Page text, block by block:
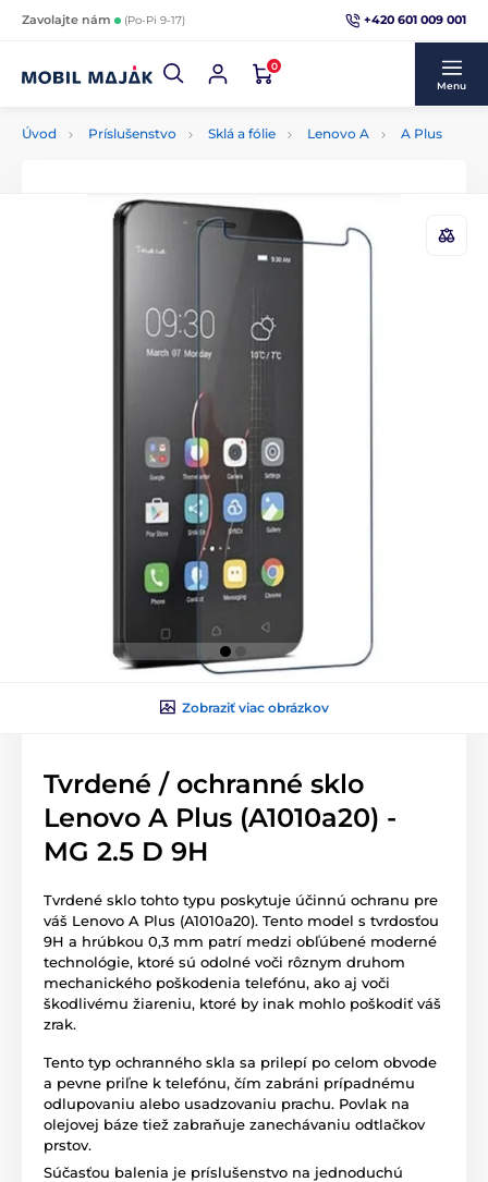
Zavolajte nám (Po-Pi 9-17) +420 601 009 001
0
Menu
Úvod Príslušenstvo Sklá a fólie Lenovo A A Plus
Zobraziť viac obrázkov
Tvrdené / ochranné sklo
Lenovo A Plus (A1010a20) -
MG 2.5 D 9H
Tvrdené sklo tohto typu poskytuje účinnú ochranu pre
váš Lenovo A Plus (A1010a20). Tento model s tvrdosťou
9H a hrúbkou 0,3 mm patrí medzi obľúbené moderné
technológie, ktoré sú odolné voči rôznym druhom
mechanického poškodenia telefónu, ako aj voči
škodlivému žiareniu, ktoré by inak mohlo poškodiť váš
zrak.
Tento typ ochranného skla sa prilepí po celom obvode
a pevne priľne k telefónu, čím zabráni prípadnému
odlupovaniu alebo usadzovaniu prachu. Povlak na
olejovej báze tiež zabraňuje zanechávaniu odtlačkov
prstov.
Súčasťou balenia je príslušenstvo na jednoduchú